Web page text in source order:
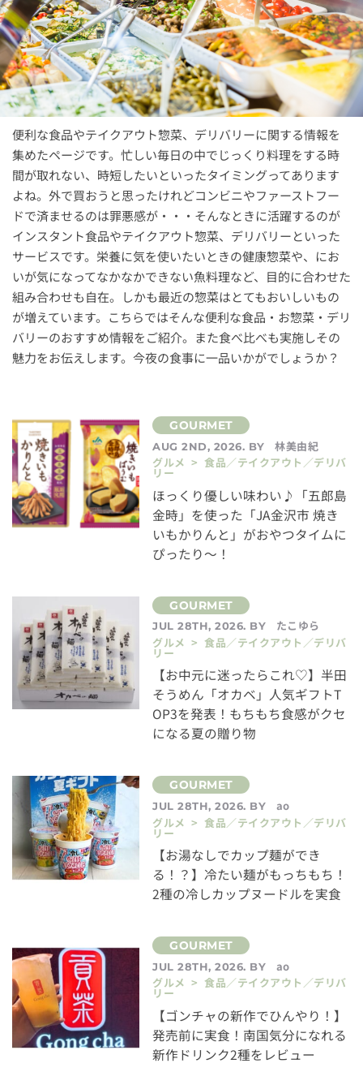
便利な食品やテイクアウト惣菜、デリバリーに関する情報を
集めたページです。忙しい毎日の中でじっくり料理をする時
間が取れない、時短したいといったタイミングってあります
よね。外で買おうと思ったけれどコンビニやファーストフー
ドで済ませるのは罪悪感が・・・そんなときに活躍するのが
インスタント食品やテイクアウト惣菜、デリバリーといった
サービスです。栄養に気を使いたいときの健康惣菜や、にお
いが気になってなかなかできない魚料理など、目的に合わせた
組み合わせも自在。しかも最近の惣菜はとてもおいしいもの
が増えています。こちらではそんな便利な食品・お惣菜・デリ
バリーのおすすめ情報をご紹介。また食べ比べも実施しその
魅力をお伝えします。今夜の食事に一品いかがでしょうか？
AUG 2ND, 2026. BY
林美由紀
グルメ > 食品／テイクアウト／デリバ
リー
ほっくり優しい味わい♪「五郎島
金時」を使った「JA金沢市 焼き
いもかりんと」がおやつタイムに
ぴったり～！
JUL 28TH, 2026. BY
たこゆら
グルメ > 食品／テイクアウト／デリバ
リー
【お中元に迷ったらこれ♡】半田
そうめん「オカベ」人気ギフトT
OP3を発表！もちもち食感がクセ
になる夏の贈り物
JUL 28TH, 2026. BY
ao
グルメ > 食品／テイクアウト／デリバ
リー
【お湯なしでカップ麺ができ
る！？】冷たい麺がもっちもち！
2種の冷しカップヌードルを実食
JUL 28TH, 2026. BY
ao
グルメ > 食品／テイクアウト／デリバ
リー
【ゴンチャの新作でひんやり！】
発売前に実食！南国気分になれる
新作ドリンク2種をレビュー